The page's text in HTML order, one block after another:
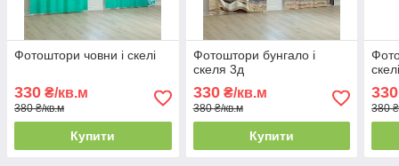
Фотоштори човни і скелі
330 ₴/кв.м
380 ₴/кв.м
Купити
Фотоштори бунгало і
скеля 3д
330₴/кв.м
380 ₴/кв.м
Купити
330
380